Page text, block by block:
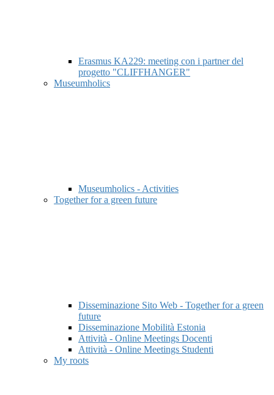
Erasmus KA229: meeting con i partner del
progetto "CLIFFHANGER"
Museumholics
Museumholics - Activities
Together for a green future
Disseminazione Sito Web - Together for a green
future
Disseminazione Mobilità Estonia
Attività - Online Meetings Docenti
Attività - Online Meetings Studenti
My roots